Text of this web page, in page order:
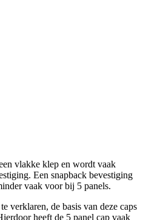
vlakke klep en wordt vaak
Een snapback bevestiging
vaak voor bij 5 panels.
verklaren, de basis van deze caps
heeft de 5 panel cap vaak